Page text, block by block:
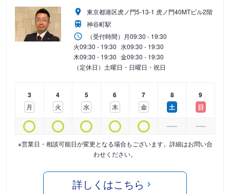
東京都港区虎ノ門5-13-1 虎ノ門40MTビル2階
神谷町駅
（受付時間） 月09:30 - 19:30
火09:30 - 19:30 水09:30 - 19:30
木09:30 - 19:30 金09:30 - 19:30
（定休日）土曜日・日曜日・祝日
3
月
4
火
5
水
6
木
7
金
8
土
9
日
※営業日・相談可能日が変更となる場合もございます。詳細はお問い合
わせください。
詳しくはこちら